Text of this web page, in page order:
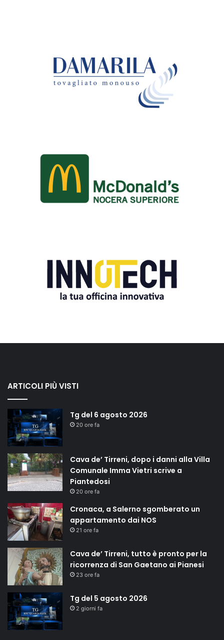
ARTICOLI PIÙ VISTI
Tg del 6 agosto 2026
20 ore fa
Cava de’ Tirreni, dopo i danni alla Villa
Comunale Imma Vietri scrive a
Piantedosi
20 ore fa
Cronaca, a Salerno sgomberato un
appartamento dai NOS
21 ore fa
Cava de’ Tirreni, tutto è pronto per la
ricorrenza di San Gaetano ai Pianesi
23 ore fa
Tg del 5 agosto 2026
2 giorni fa